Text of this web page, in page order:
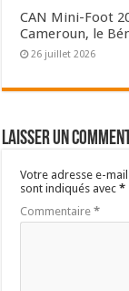
CAN Mini-Foot
Cameroun, le
26 juillet 2026
Laisser un
Votre adresse e-
sont indiqués avec*
Commentaire*